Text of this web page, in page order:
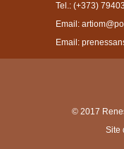
Tel.: (+373)
Email:
Email:
© 2017
Site